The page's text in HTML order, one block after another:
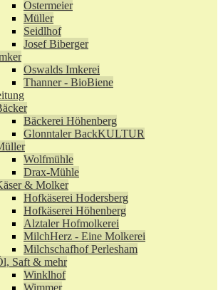
Ostermeier
Müller
Seidlhof
Josef Biberger
Oswalds Imkerei
Thanner - BioBiene
Bäckerei Höhenberg
Glonntaler BackKULTUR
Wolfmühle
Drax-Mühle
& Molker
Hofkäserei Hodersberg
Hofkäserei Höhenberg
Alztaler Hofmolkerei
MilchHerz - Eine Molkerei
Milchschafhof Perlesham
Saft & mehr
Winklhof
Wimmer